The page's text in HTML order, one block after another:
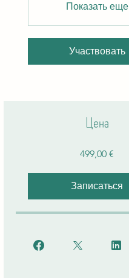
Показать еще
Участвовать
Цена
499,00 €
Записаться